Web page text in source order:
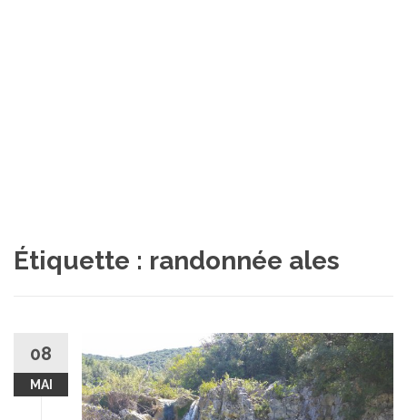
Étiquette : randonnée ales
08
MAI